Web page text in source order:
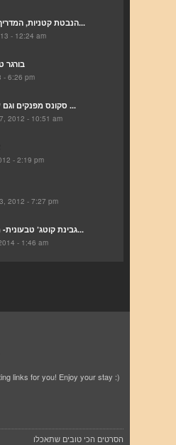
הנבטת קטניות, המדריך למנביט המ...
- 12:24 am
בורגר
- 6:26 pm
סקונס מפנקים וגם עוגיות מאותו ...
2012 - 10:51 am
- 2:19 pm
2012 - 7:27 pm
גבינת קוטג’ טבעונית- מתכון להכנה...
- 1:46 am
links for you! Enjoy your stay :)
הסרטים הכי טובים שתאכלו